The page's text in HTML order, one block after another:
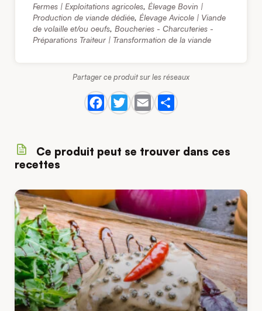
Fermes | Exploitations agricoles, Élevage Bovin |
Production de viande dédiée, Élevage Avicole | Viande
de volaille et/ou oeufs, Boucheries - Charcuteries -
Préparations Traiteur | Transformation de la viande
Partager ce produit sur les réseaux
Ce produit peut se trouver dans ces
recettes